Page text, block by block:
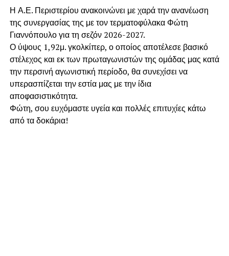
Η Α.Ε. Περιστερίου ανακοινώνει με χαρά την ανανέωση
της συνεργασίας της με τον τερματοφύλακα Φώτη
Γιαννόπουλο για τη σεζόν 2026-2027.
​Ο ύψους 1,92μ. γκολκίπερ, ο οποίος αποτέλεσε βασικό
στέλεχος και εκ των πρωταγωνιστών της ομάδας μας κατά
την περσινή αγωνιστική περίοδο, θα συνεχίσει να
υπερασπίζεται την εστία μας με την ίδια
αποφασιστικότητα.
​Φώτη, σου ευχόμαστε υγεία και πολλές επιτυχίες κάτω
από τα δοκάρια!